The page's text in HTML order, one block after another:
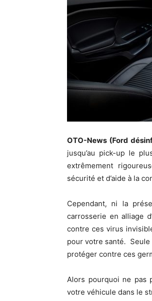
OTO-News (Ford
jusqu’au pick-up le
extrêmement
sécurité et d’aide à la
Cependant, ni la
carrosserie en alliage
contre ces virus
pour votre santé.
protéger contre ces
Alors pourquoi ne pas
votre véhicule dans le